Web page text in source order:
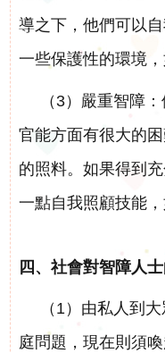
導之下，他們可以
一些保護性的環境，
（3）嚴重智障
官能方面有很大的
的照料。如果得到
一點自我照顧技能，
四、社會對智障人
（1）由私人到
庭問題，現在則須